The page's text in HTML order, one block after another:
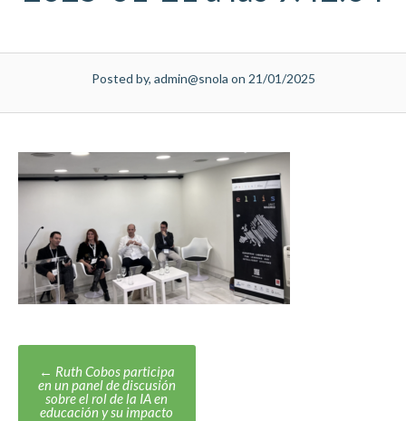
Posted by, admin@snola on 21/01/2025
Post
navigation
← Ruth Cobos participa
en un panel de discusión
sobre el rol de la IA en
educación y su impacto